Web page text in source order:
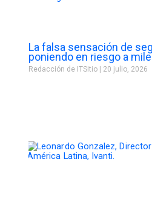
La falsa sensación de
poniendo en riesgo a
Redacción de ITSitio 20 julio, 2026